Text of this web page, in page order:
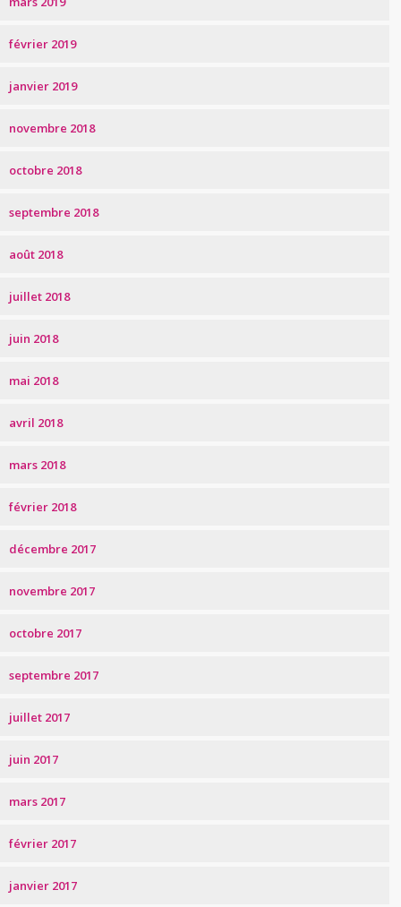
février 2019
janvier 2019
novembre 2018
octobre 2018
septembre 2018
août 2018
juillet 2018
juin 2018
mai 2018
avril 2018
mars 2018
février 2018
décembre 2017
novembre 2017
octobre 2017
septembre 2017
juillet 2017
juin 2017
mars 2017
février 2017
janvier 2017